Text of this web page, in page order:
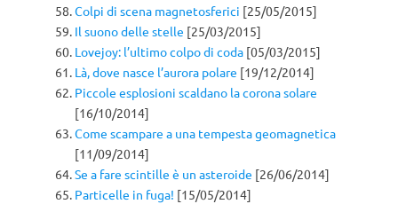
Colpi di scena magnetosferici [25/05/2015]
Il suono delle stelle [25/03/2015]
Lovejoy: l’ultimo colpo di coda [05/03/2015]
Là, dove nasce l’aurora polare [19/12/2014]
Piccole esplosioni scaldano la corona solare
[16/10/2014]
Come scampare a una tempesta geomagnetica
[11/09/2014]
Se a fare scintille è un asteroide [26/06/2014]
Particelle in fuga! [15/05/2014]